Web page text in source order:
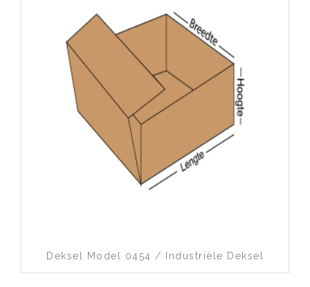
Deksel Model 0454 / Industriële Deksel